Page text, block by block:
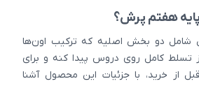
هفتم پرش؟
شامل دو بخش اصلیه که ترکیب اون‌ها
تسلط کامل روی دروس پیدا کنه و برای
از خرید، با جزئیات این محصول آشنا